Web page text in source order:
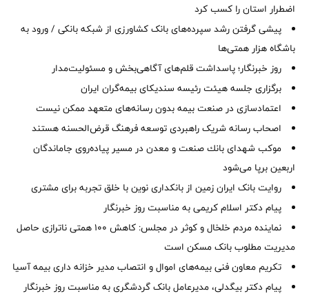
اضطرار استان را كسب كرد
پیشی گرفتن رشد سپرده‌های بانک کشاورزی از شبکه بانکی / ورود به
باشگاه هزار همتی‌ها
روز خبرنگار؛ پاسداشت قلم‌های آگاهی‌بخش و مسئولیت‌مدار
برگزاری جلسه هیئت رئیسه سندیکای بیمه‌گران ایران
اعتمادسازی در صنعت بیمه بدون رسانه‌های متعهد ممکن نیست
اصحاب رسانه شریک راهبردی توسعه فرهنگ قرض‌الحسنه هستند
موكب شهدای بانك صنعت و معدن در مسیر پیاده‌روی جاماندگان
اربعین برپا می‌شود
روایت بانک ایران زمین از بانکداری نوین با خلق تجربه برای مشتری
پیام دکتر اسلام کریمی به مناسبت روز خبرنگار
نماینده مردم خلخال و کوثر در مجلس: کاهش ۱۰۰ همتی ناترازی حاصل
مدیریت مطلوب بانک مسکن است
تکریم معاون فنی بیمه‌های اموال و انتصاب مدیر خزانه داری بیمه آسیا
پیام دکتر بیگدلی، مدیرعامل بانک گردشگری به مناسبت روز خبرنگار